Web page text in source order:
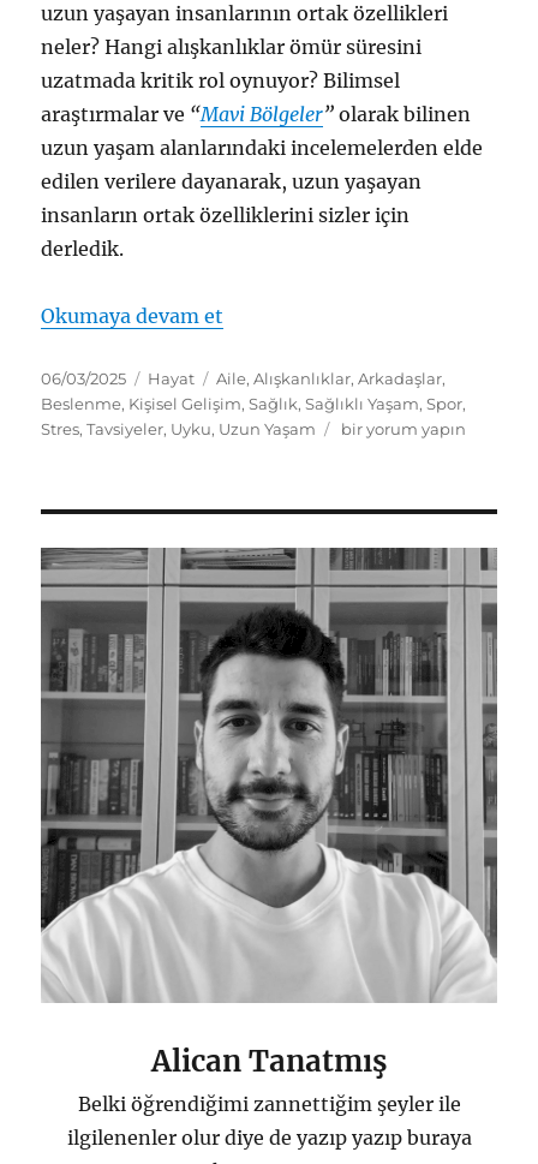
uzun yaşayan insanlarının ortak özellikleri
neler? Hangi alışkanlıklar ömür süresini
uzatmada kritik rol oynuyor? Bilimsel
araştırmalar ve “Mavi Bölgeler” olarak bilinen
uzun yaşam alanlarındaki incelemelerden elde
edilen verilere dayanarak, uzun yaşayan
insanların ortak özelliklerini sizler için
derledik.
Okumaya devam et
Yayın
tarihi
06/03/2025 Kategoriler
Hayat Etiketler
Aile,Alışkanlıklar,Arkadaşlar,
Beslenme, Kişisel Gelişim,Sağlık,Sağlıklı Yaşam,Spor,
Stres,Tavsiyeler, Uyku, Uzun Yaşam
Uzun
Bilimsel
Gerçekler
ve
Yaşam
Tarzı
Tavsiyeleri
için
bir yorum yapın
Alican Tanatmış
Belki öğrendiğimi zannettiğim şeyler ile
ilgilenenler olur diye de yazıp yazıp buraya